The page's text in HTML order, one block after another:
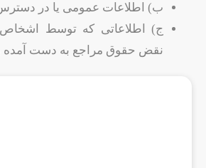
ب) اطلاعات عمومی یا در
ج) اطلاعاتی که توسط اشخاص
نقض حقوق مراجع به دست آمده